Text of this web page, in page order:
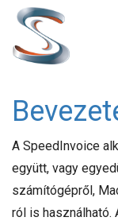
Ugrás
tartalomra
A SpeedInvoice
együtt, vagy
számítógépről,
ról is használható.